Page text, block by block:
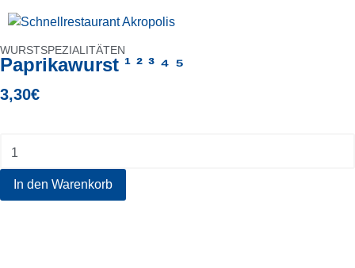
WURSTSPEZIALITÄTEN
Paprikawurst ¹ ² ³ ⁴ ⁵
3,30€
In den Warenkorb